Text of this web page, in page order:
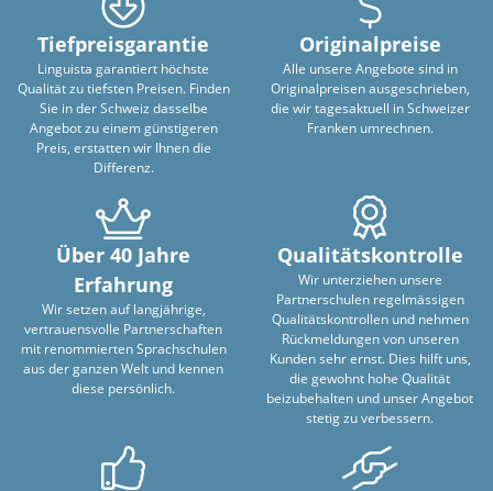
Tiefpreisgarantie
Linguista garantiert höchste
Qualität zu tiefsten Preisen. Finden
Sie in der Schweiz dasselbe
Angebot zu einem günstigeren
Preis, erstatten wir Ihnen die
Differenz.
Originalpreise
Alle unsere Angebote sind in
Originalpreisen ausgeschrieben,
die wir tagesaktuell in Schweizer
Franken umrechnen.
Über 40 Jahre
Erfahrung
Wir setzen auf langjährige,
vertrauensvolle Partnerschaften
mit renommierten Sprachschulen
aus der ganzen Welt und kennen
diese persönlich.
Qualitätskontrolle
Wir unterziehen unsere
Partnerschulen regelmässigen
Qualitätskontrollen und nehmen
Rückmeldungen von unseren
Kunden sehr ernst. Dies hilft uns,
die gewohnt hohe Qualität
beizubehalten und unser Angebot
stetig zu verbessern.